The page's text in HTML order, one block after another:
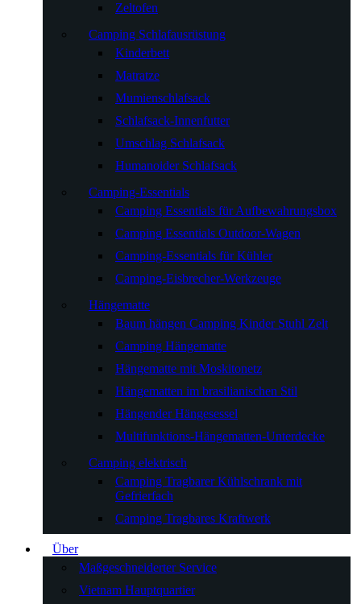
Zeltofen
Camping Schlafausrüstung
Kinderbett
Matratze
Mumienschlafsack
Schlafsack-Innenfutter
Umschlag Schlafsack
Humanoider Schlafsack
Camping-Essentials
Camping Essentials für Aufbewahrungsbox
Camping Essentials Outdoor-Wagen
Camping-Essentials für Kühler
Camping-Eisbrecher-Werkzeuge
Hängematte
Baum hängen Camping Kinder Stuhl Zelt
Camping Hängematte
Hängematte mit Moskitonetz
Hängematten im brasilianischen Stil
Hängender Hängesessel
Multifunktions-Hängematten-Unterdecke
Camping elektrisch
Camping Tragbarer Kühlschrank mit
Gefrierfach
Camping Tragbares Kraftwerk
Über
Maßgeschneiderter Service
Vietnam Hauptquartier